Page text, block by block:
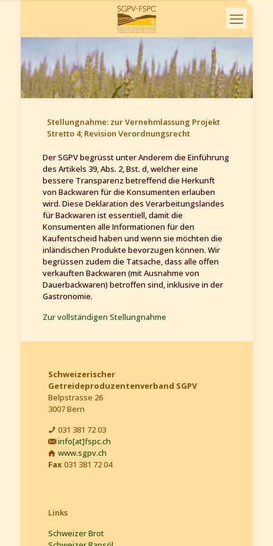
Stellungnahme: zur Vernehmlassung Projekt
Stretto 4; Revision Verordnungsrecht
Der SGPV begrüsst unter Anderem die Einführung
des Artikels 39, Abs. 2, Bst. d, welcher eine
bessere Transparenz betreffend die Herkunft
von Backwaren für die Konsumenten erlauben
wird. Diese Deklaration des Verarbeitungslandes
für Backwaren ist essentiell, damit die
Konsumenten alle Informationen für den
Kaufentscheid haben und wenn sie möchten die
inländischen Produkte bevorzugen können. Wir
begrüssen zudem die Tatsache, dass alle offen
verkauften Backwaren (mit Ausnahme von
Dauerbackwaren) betroffen sind, inklusive in der
Gastronomie.
Zur vollständigen Stellungnahme
Schweizerischer
Getreideproduzentenverband SGPV
Belpstrasse 26
3007 Bern
031 381 72 03
info[at]fspc.ch
www.sgpv.ch
Fax 031 381 72 04
Links
Schweizer Brot